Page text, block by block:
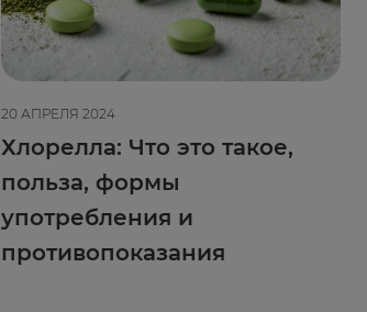
20 АПРЕЛЯ 2024
Хлорелла: Что это такое,
польза, формы
употребления и
противопоказания